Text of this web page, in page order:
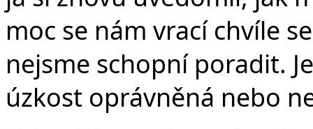
moc se nám vrací chvíle
nejsme schopní poradit.
úzkost oprávněná nebo